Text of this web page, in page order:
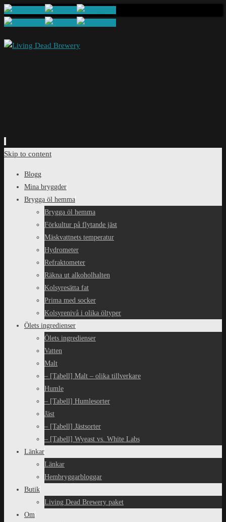
Skip to content
Blogg
Mina bryggder
Brygga öl hemma
Brygga öl hemma
Förkultur på flytande jäst
Mäskvattnets temperatur
Hydrometer
Refraktometer
Räkna ut alkoholhalten
Kolsyresätta fat
Prima med socker
Kolsyrenivå i olika öltyper
Ölets ingredienser
Ölets ingredienser
Vatten
Malt
– [Tabell] Malt – olika tillverkare
Humle
– [Tabell] Humlesorter
Jäst
– [Tabell] Jästsorter
– [Tabell] Wyeast vs. White Labs
Länkar
Länkar
Hembryggarbloggar
Butik
Living Dead Brewery paket
Om